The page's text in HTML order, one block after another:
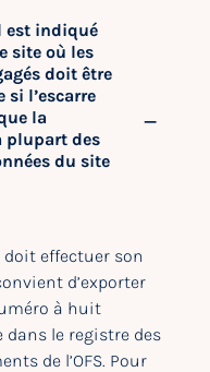
est indiqué
site où les
doit être
l’escarre
la
plupart des
du site
effectuer son
d’exporter
à huit
le registre des
de l’OFS. Pour